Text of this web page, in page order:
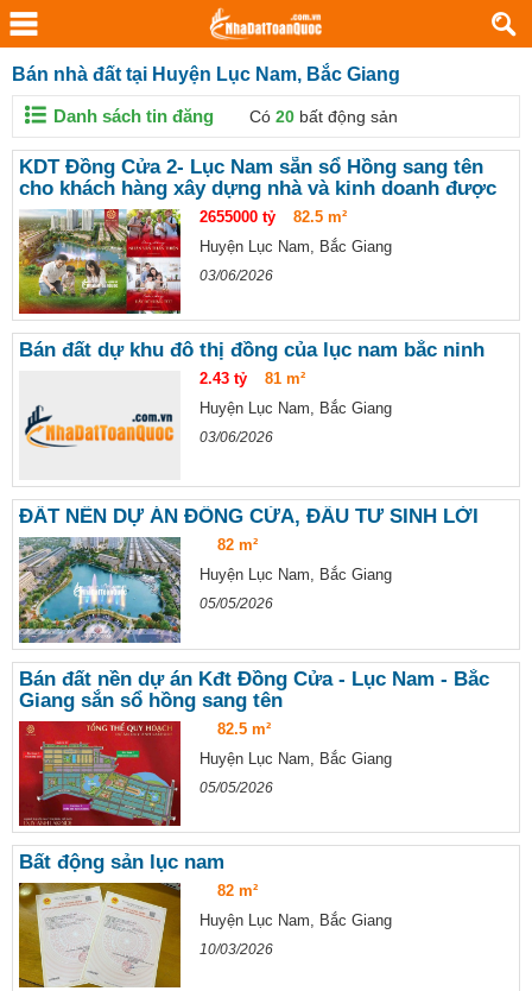
Bán nhà đất tại Huyện Lục Nam, Bắc Giang
Danh sách tin đăng Có 20 bất động sản
KDT Đồng Cửa 2- Lục Nam sẵn sổ Hồng sang tên
cho khách hàng xây dựng nhà và kinh doanh được
luôn
2655000 tỷ
82.5 m²
Huyện Lục Nam, Bắc Giang
03/06/2026
Bán đất dự khu đô thị đồng của lục nam bắc ninh
2.43 tỷ
81 m²
Huyện Lục Nam, Bắc Giang
03/06/2026
ĐẤT NỀN DỰ ÁN ĐỒNG CỬA, ĐẨU TƯ SINH LỜI
82 m²
Huyện Lục Nam, Bắc Giang
05/05/2026
Bán đất nền dự án Kđt Đồng Cửa - Lục Nam - Bắc
Giang sắn sổ hồng sang tên
82.5 m²
Huyện Lục Nam, Bắc Giang
05/05/2026
Bất động sản lục nam
82 m²
Huyện Lục Nam, Bắc Giang
10/03/2026